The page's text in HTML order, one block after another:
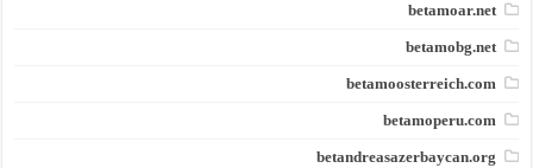
betamoar.net
betamobg.net
betamoosterreich.com
betamoperu.com
betandreasazerbaycan.org